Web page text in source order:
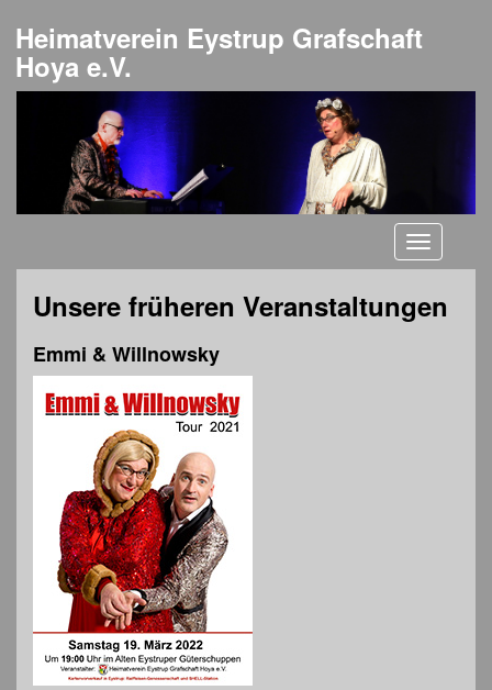
Heimatverein Eystrup Grafschaft
Hoya e.V.
Toggle
Unsere früheren Veranstaltungen
Emmi & Willnowsky